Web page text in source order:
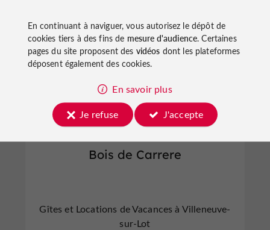
Bois de Carrere
Villeneuve-sur-Lot
Gîtes et Locations de Vacances à Villeneuve-
sur-Lot
En continuant à naviguer, vous autorisez le dépôt de
cookies tiers à des fins de mesure d'audience. Certaines
pages du site proposent des vidéos dont les plateformes
déposent également des cookies.
En savoir plus
Je refuse
J'accepte